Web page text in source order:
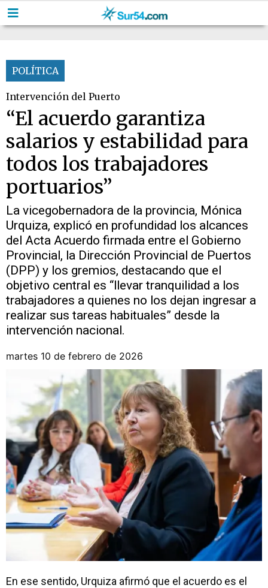
POLÍTICA
Intervención del Puerto
“El acuerdo garantiza
salarios y estabilidad para
todos los trabajadores
portuarios”
La vicegobernadora de la provincia, Mónica
Urquiza, explicó en profundidad los alcances
del Acta Acuerdo firmada entre el Gobierno
Provincial, la Dirección Provincial de Puertos
(DPP) y los gremios, destacando que el
objetivo central es “llevar tranquilidad a los
trabajadores a quienes no los dejan ingresar a
realizar sus tareas habituales” desde la
intervención nacional.
martes 10 de febrero de 2026
En ese sentido, Urquiza afirmó que el acuerdo es el